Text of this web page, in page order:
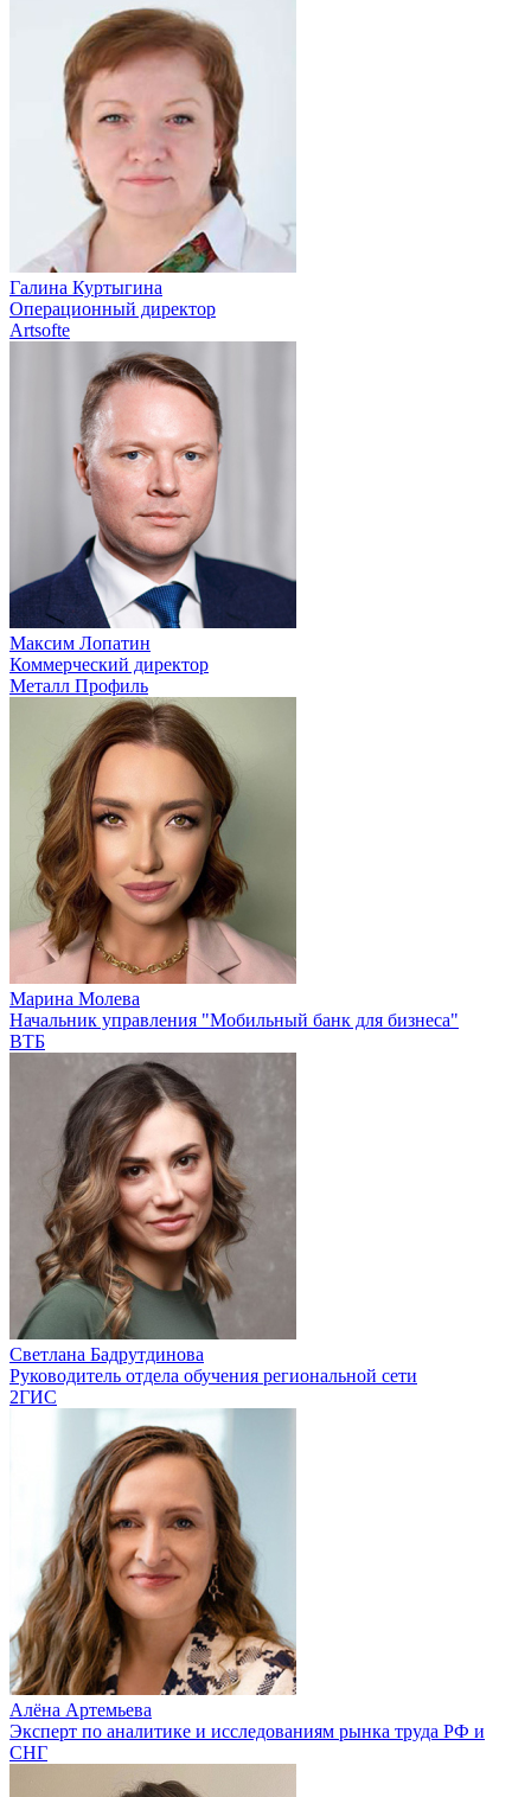
Галина Куртыгина
Операционный директор
Artsofte
Максим Лопатин
Коммерческий директор
Металл Профиль
Марина Молева
Начальник управления "Мобильный банк для бизнеса"
ВТБ
Светлана Бадрутдинова
Руководитель отдела обучения региональной сети
2ГИС
Алёна Артемьева
Эксперт по аналитике и исследованиям рынка труда РФ и
СНГ